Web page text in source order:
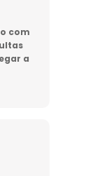
com
a